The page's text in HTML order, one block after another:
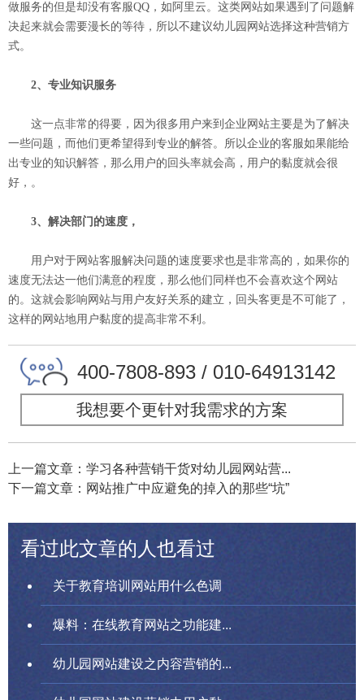
做服务的但是却没有客服QQ，如阿里云。这类网站如果遇到了问题解
决起来就会需要漫长的等待，所以不建议幼儿园网站选择这种营销方
式。
2、专业知识服务
这一点非常的得要，因为很多用户来到企业网站主要是为了解决
一些问题，而他们更希望得到专业的解答。所以企业的客服如果能给
出专业的知识解答，那么用户的回头率就会高，用户的黏度就会很
好，。
3、解决部门的速度，
用户对于网站客服解决问题的速度要求也是非常高的，如果你的
速度无法达一他们满意的程度，那么他们同样也不会喜欢这个网站
的。这就会影响网站与用户友好关系的建立，回头客更是不可能了，
这样的网站地用户黏度的提高非常不利。
400-7808-893 / 010-64913142
我想要个更针对我需求的方案
上一篇文章：学习各种营销干货对幼儿园网站营...
下一篇文章：网站推广中应避免的掉入的那些“坑”
看过此文章的人也看过
关于教育培训网站用什么色调
爆料：在线教育网站之功能建...
幼儿园网站建设之内容营销的...